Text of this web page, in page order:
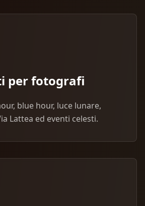
per fotografi
blue hour, luce lunare,
Lattea ed eventi celesti.